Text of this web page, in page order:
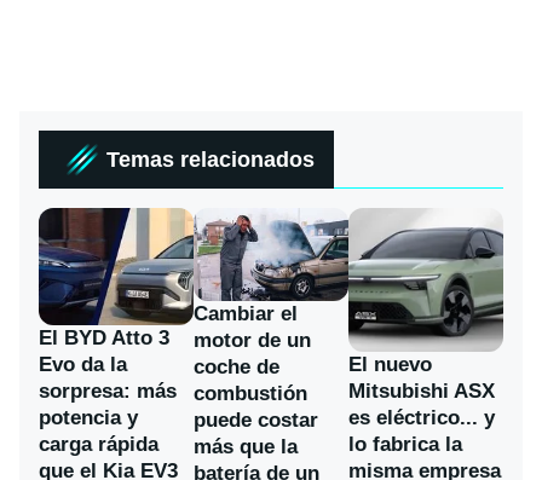
Temas relacionados
El BYD Atto 3
Evo da la
sorpresa: más
potencia y
carga rápida
que el Kia EV3
Cambiar el
motor de un
coche de
combustión
puede costar
más que la
batería de un
El nuevo
Mitsubishi ASX
es eléctrico... y
lo fabrica la
misma empresa